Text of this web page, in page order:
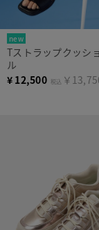
new
Tストラップクッシ
ル
¥ 12,500 税込 ￥